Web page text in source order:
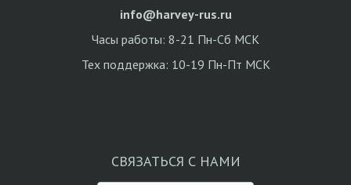
info@harvey-rus.ru
Часы работы: 8-21 Пн-Сб МСК
Тех поддержка: 10-19 Пн-Пт МСК
СВЯЗАТЬСЯ С НАМИ